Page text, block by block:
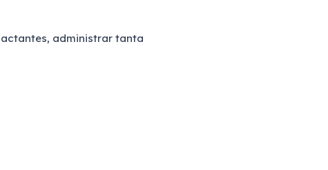
administrar tanta